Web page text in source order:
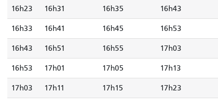
16h23 16h31 16h35 16h43
16h33 16h41 16h45 16h53
16h43 16h51 16h55 17h03
16h53 17h01 17h05 17h13
17h03 17h11 17h15 17h23